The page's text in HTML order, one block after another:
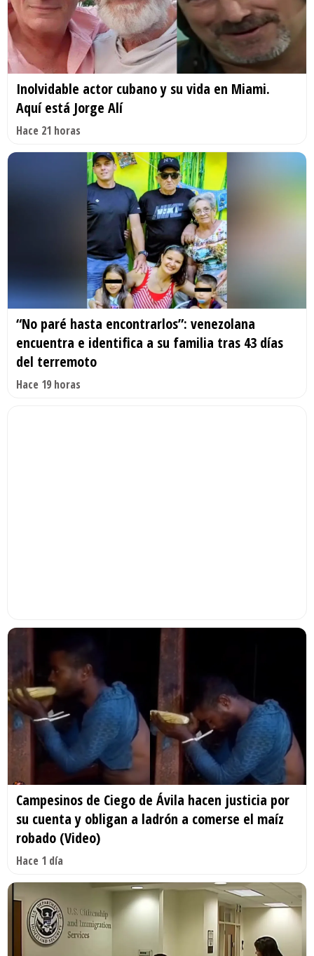
Inolvidable actor cubano y su vida en Miami.
Aquí está Jorge Alí
Hace 21 horas
“No paré hasta encontrarlos”: venezolana
encuentra e identifica a su familia tras 43 días
del terremoto
Hace 19 horas
Campesinos de Ciego de Ávila hacen justicia por
su cuenta y obligan a ladrón a comerse el maíz
robado (Video)
Hace 1 día